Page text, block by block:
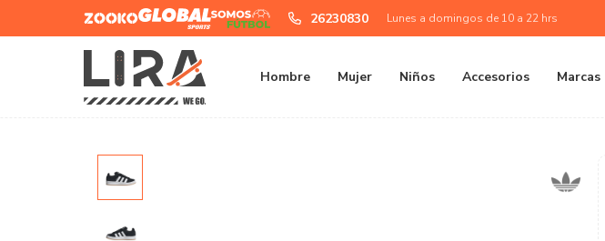
Hombre Mujer Niños Accesorios Marcas
Futbol
26230830 Lunes a domingos de 10 a 22 hrs